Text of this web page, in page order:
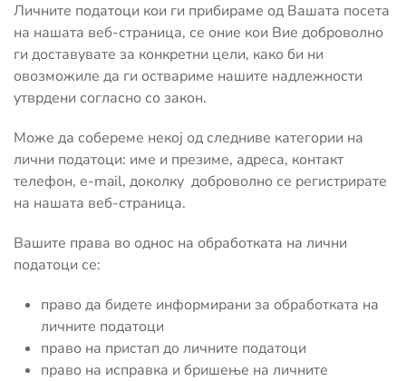
Личните податоци кои ги прибираме од Вашата посета
на нашата веб-страница, се оние кои Вие доброволно
ги доставувате за конкретни цели, како би ни
овозможиле да ги оствариме нашите надлежности
утврдени согласно со закон.
Може да собереме некој од следниве категории на
лични податоци: име и презиме, адреса, контакт
телефон, e-mail, доколку доброволно се регистрирате
на нашата веб-страница.
Вашите права во однос на обработката на лични
податоци се:
право да бидете информирани за обработката на
личните податоци
право на пристап до личните податоци
право на исправка и бришење на личните